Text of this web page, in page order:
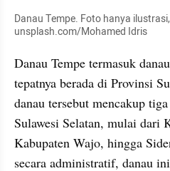
Danau Tempe. Foto hanya
unsplash.com/Mohamed Idris
Danau Tempe termasuk
tepatnya berada di Provinsi
danau tersebut mencakup
Sulawesi Selatan, mulai dari
Kabupaten Wajo, hingga